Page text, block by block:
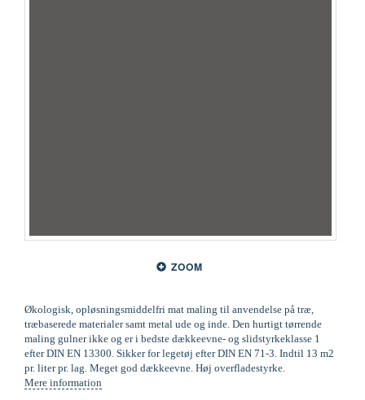
ZOOM
Økologisk, opløsningsmiddelfri mat maling til anvendelse på træ,
træbaserede materialer samt metal ude og inde. Den hurtigt tørrende
maling gulner ikke og er i bedste dækkeevne- og slidstyrkeklasse 1
efter DIN EN 13300. Sikker for legetøj efter DIN EN 71-3. Indtil 13 m2
pr. liter pr. lag. Meget god dækkeevne. Høj overfladestyrke.
Mere information